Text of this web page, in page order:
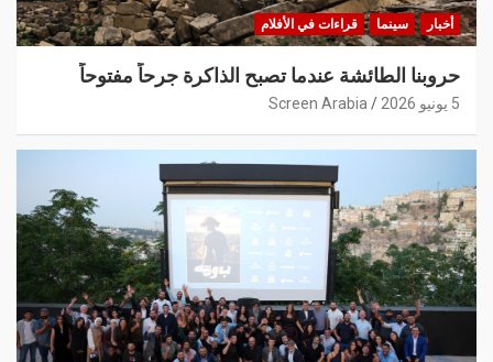
أخبار سينما قراءات في الأفلام
حروبنا الطائشة عندما تصبح الذاكرة جرحاً مفتوحاً
5 يونيو 2026 Screen Arabia